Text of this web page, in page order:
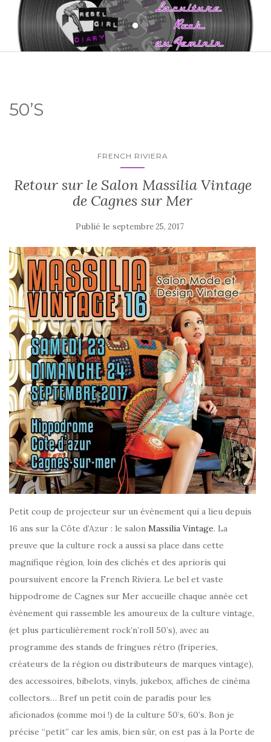
50’S
FRENCH RIVIERA
Retour sur le Salon Massilia Vintage
de Cagnes sur Mer
Publié le septembre 25, 2017
Petit coup de projecteur sur un évènement qui a lieu depuis
16 ans sur la Côte d’Azur : le salon Massilia Vintage. La
preuve que la culture rock a aussi sa place dans cette
magnifique région, loin des clichés et des aprioris qui
poursuivent encore la French Riviera. Le bel et vaste
hippodrome de Cagnes sur Mer accueille chaque année cet
évènement qui rassemble les amoureux de la culture vintage,
(et plus particulièrement rock’n’roll 50’s), avec au
programme des stands de fringues rétro (friperies,
créateurs de la région ou distributeurs de marques vintage),
des accessoires, bibelots, vinyls, jukebox, affiches de cinéma
collectors… Bref un petit coin de paradis pour les
aficionados (comme moi !) de la culture 50’s, 60’s. Bon je
précise “petit” car les amis, bien sûr, on est pas à la Porte de